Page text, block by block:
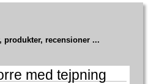
recensioner ...
med tejpning